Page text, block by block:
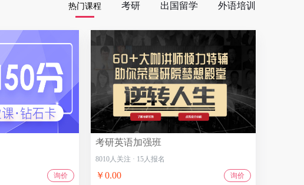
热门课程 考研 出国留学 外语培训
询价
考研英语加强班
8010人关注 · 15人报名
￥0.00 询价